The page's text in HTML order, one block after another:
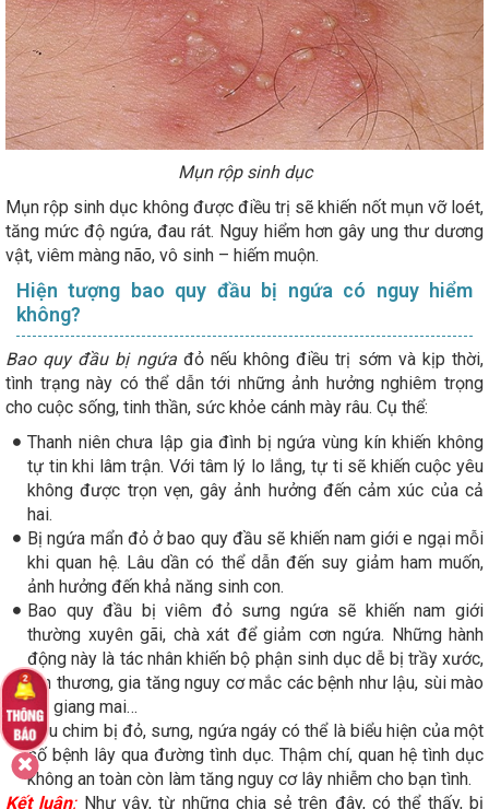
Mụn rộp sinh dục
Mụn rộp sinh dục không được điều trị sẽ khiến nốt mụn vỡ loét,
tăng mức độ ngứa, đau rát. Nguy hiểm hơn gây ung thư dương
vật, viêm màng não, vô sinh – hiếm muộn.
Hiện tượng bao quy đầu bị ngứa có nguy hiểm
không?
Bao quy đầu bị ngứađỏ nếu không điều trị sớm và kịp thời,
tình trạng này có thể dẫn tới những ảnh hưởng nghiêm trọng
cho cuộc sống, tinh thần, sức khỏe cánh mày râu. Cụ thể:
Thanh niên chưa lập gia đình bị ngứa vùng kín khiến không
tự tin khi lâm trận. Với tâm lý lo lắng, tự ti sẽ khiến cuộc yêu
không được trọn vẹn, gây ảnh hưởng đến cảm xúc của cả
hai.
Bị ngứa mẩn đỏ ở bao quy đầu sẽ khiến nam giới e ngại mỗi
khi quan hệ. Lâu dần có thể dẫn đến suy giảm ham muốn,
ảnh hưởng đến khả năng sinh con.
Bao quy đầu bị viêm đỏ sưng ngứa sẽ khiến nam giới
thường xuyên gãi, chà xát để giảm cơn ngứa. Những hành
động này là tác nhân khiến bộ phận sinh dục dễ bị trầy xước,
tổn thương, gia tăng nguy cơ mắc các bệnh như lậu, sùi mào
gà, giang mai…
Đầu chim bị đỏ, sưng, ngứa ngáy có thể là biểu hiện của một
số bệnh lây qua đường tình dục. Thậm chí, quan hệ tình dục
không an toàn còn làm tăng nguy cơ lây nhiễm cho bạn tình.
Kết luận: Như vậy, từ những chia sẻ trên đây, có thể thấy, bị